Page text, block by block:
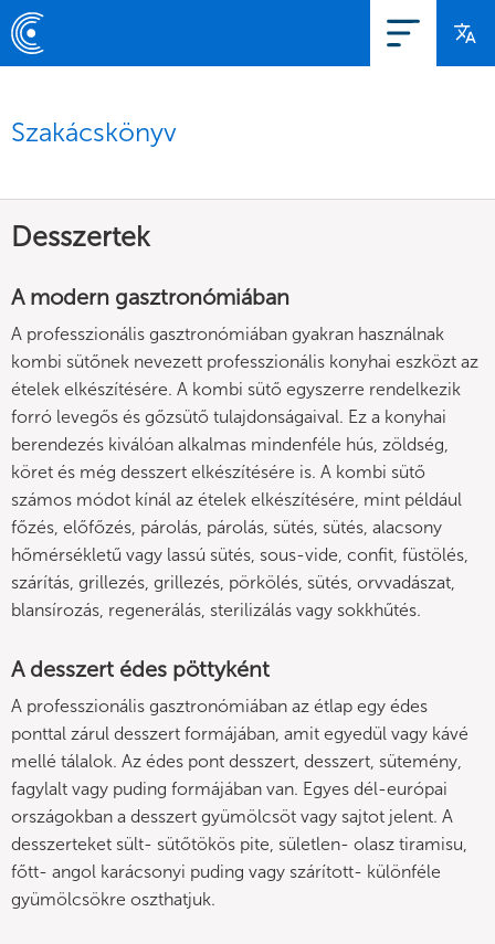
Szakácskönyv
Desszertek
A modern gasztronómiában
A professzionális gasztronómiában gyakran használnak
kombi sütőnek nevezett professzionális konyhai eszközt az
ételek elkészítésére. A kombi sütő egyszerre rendelkezik
forró levegős és gőzsütő tulajdonságaival. Ez a konyhai
berendezés kiválóan alkalmas mindenféle hús, zöldség,
köret és még desszert elkészítésére is. A kombi sütő
számos módot kínál az ételek elkészítésére, mint például
főzés, előfőzés, párolás, párolás, sütés, sütés, alacsony
hőmérsékletű vagy lassú sütés, sous-vide, confit, füstölés,
szárítás, grillezés, grillezés, pörkölés, sütés, orvvadászat,
blansírozás, regenerálás, sterilizálás vagy sokkhűtés.
A desszert édes pöttyként
A professzionális gasztronómiában az étlap egy édes
ponttal zárul desszert formájában, amit egyedül vagy kávé
mellé tálalok. Az édes pont desszert, desszert, sütemény,
fagylalt vagy puding formájában van. Egyes dél-európai
országokban a desszert gyümölcsöt vagy sajtot jelent. A
desszerteket sült- sütőtökös pite, sületlen- olasz tiramisu,
főtt- angol karácsonyi puding vagy szárított- különféle
gyümölcsökre oszthatjuk.